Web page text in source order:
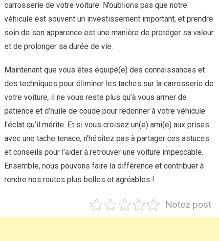
carrosserie de votre voiture. N’oublions pas que notre
véhicule est souvent un investissement important, et prendre
soin de son apparence est une manière de protéger sa valeur
et de prolonger sa durée de vie.
Maintenant que vous êtes équipé(e) des connaissances et
des techniques pour éliminer les taches sur la carrosserie de
votre voiture, il ne vous reste plus qu’à vous armer de
patience et d’huile de coude pour redonner à votre véhicule
l’éclat qu’il mérite. Et si vous croisez un(e) ami(e) aux prises
avec une tache tenace, n’hésitez pas à partager ces astuces
et conseils pour l’aider à retrouver une voiture impeccable.
Ensemble, nous pouvons faire la différence et contribuer à
rendre nos routes plus belles et agréables !
Notez post